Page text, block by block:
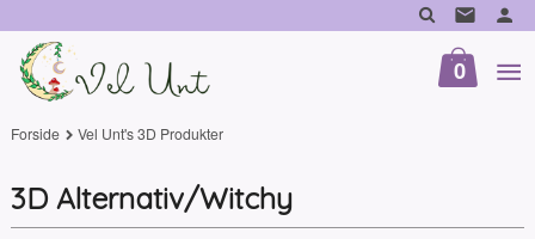
til
innholdet
0
Forside Vel Unt's 3D Produkter
3D Alternativ/Witchy